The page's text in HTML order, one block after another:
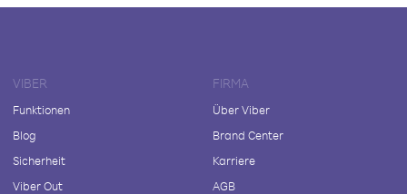
VIBER
Funktionen
Blog
Sicherheit
Viber Out
FIRMA
Über Viber
Brand Center
Karriere
AGB